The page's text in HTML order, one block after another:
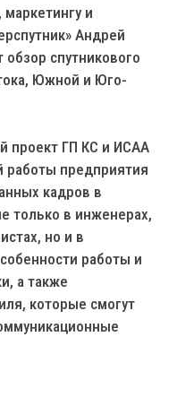
и
Андрей
спутникового
Южной и Юго-
проект ГП КС и ИСАА
работы предприятия
кадров в
только в инженерах,
но и в
работы и
а также
которые смогут